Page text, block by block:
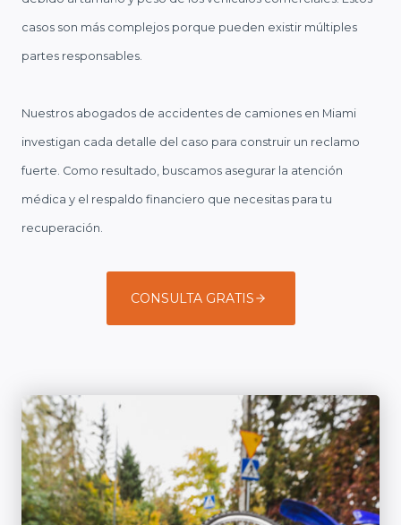
casos son más complejos porque pueden existir múltiples
partes responsables.
Nuestros abogados de accidentes de camiones en Miami
investigan cada detalle del caso para construir un reclamo
fuerte. Como resultado, buscamos asegurar la atención
médica y el respaldo financiero que necesitas para tu
recuperación.
CONSULTA GRATIS